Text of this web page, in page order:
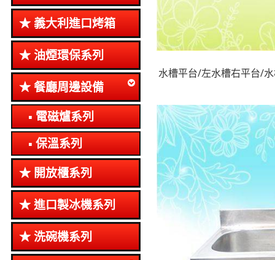
義大利進口烤箱
油煙環保系列
餐廳周邊設備
電磁爐系列
保溫系列
開放櫃系列
進口製冰機系列
洗碗機系列
水槽平台/左水槽右平台/